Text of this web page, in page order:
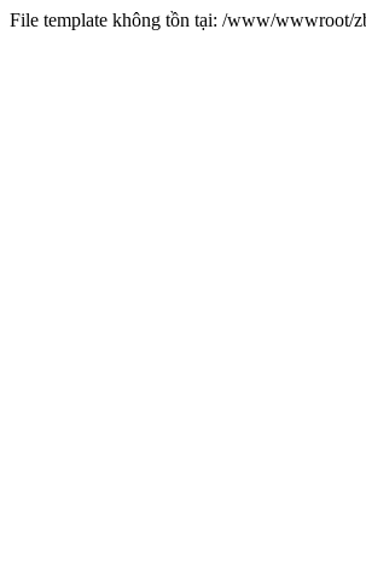
File template không tồn tại: /www/wwwroot/